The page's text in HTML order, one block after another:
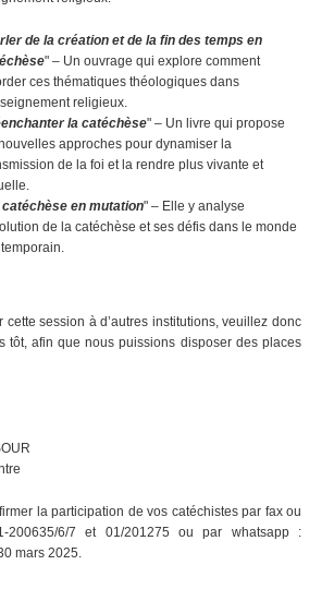
de la création et de la fin des temps en
" – Un ouvrage qui explore comment
ces thématiques théologiques dans
religieux.
la catéchèse" – Un livre qui propose
approches pour dynamiser la
de la foi et la rendre plus vivante et
catéchèse en mutation" – Elle y analyse
de la catéchèse et ses défis dans le monde
cette session à d’autres institutions, veuillez donc
tôt, afin que nous puissions disposer des places
la participation de vos catéchistes par fax ou
200635/6/7 et 01/201275 ou par whatsapp :
mars 2025.